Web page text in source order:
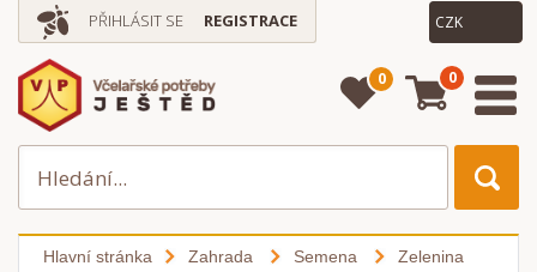
PŘIHLÁSIT SE REGISTRACE
0 0
Hlavní stránka Zahrada Semena
Zelenina